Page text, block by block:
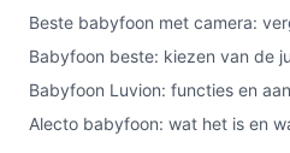
Beste babyfoon met camera:
Babyfoon beste: kiezen van de
Babyfoon Luvion: functies en
Alecto babyfoon: wat het is en